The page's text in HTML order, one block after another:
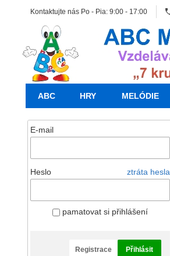
Kontaktujte nás Po - Pia: 9:00 - 17:00
ABC HRY MELÓDIE
E-mail
Heslo ztráta hesla
pamatovat si přihlášení
Registrace Přihlásit